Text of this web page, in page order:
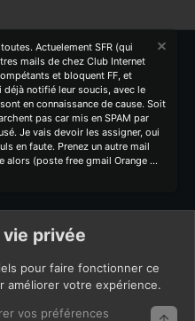
Actuelement SFR (qui
mails de chez Club Internet
et bloquent FF, et
déjà notifié leur soucis, avec le
en connaissance de cause. Soit
pas car mis en SPAM par
Je vais devoir les assigner, oui
en faute. Prenez un autre mail
alors (poste free gmail Orange ...
privée
pour faire fonctionner ce
améliorer votre expérience.
vos préférences